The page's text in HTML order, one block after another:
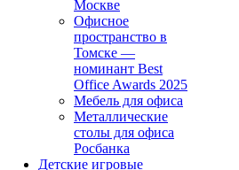
Москве
Офисное
пространство в
Томске —
номинант Best
Office Awards 2025
Мебель для офиса
Металлические
столы для офиса
Росбанка
Детские игровые